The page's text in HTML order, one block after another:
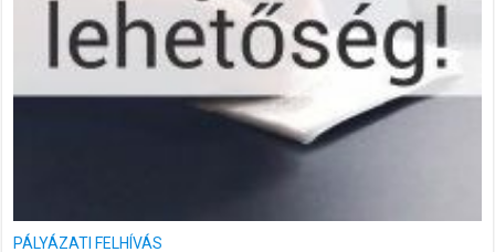
Lakatos Tícián Ökölvívó Emlékverseny a Kellner Ferenc
Sportközpontban
2025.10.28